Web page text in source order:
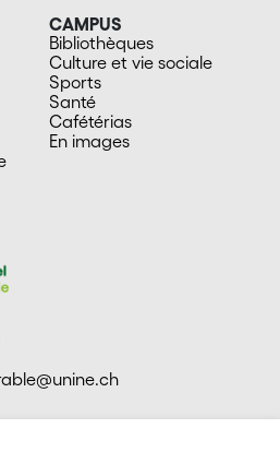
CAMPUS
Bibliothèques
Culture et vie sociale
Sports
Santé
Cafétérias
En images